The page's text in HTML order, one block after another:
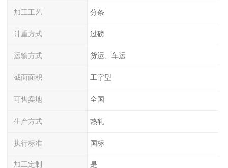
加工工艺 分条
计重方式 过磅
运输方式 货运、车运
截面面积 工字型
可售卖地 全国
生产方式 热轧
执行标准 国标
加工定制 是